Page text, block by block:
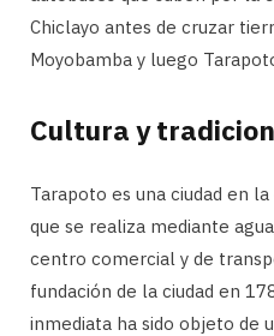
Chiclayo antes de cruzar
Moyobamba y luego
Cultura y
Tarapoto es una ciudad en
que se realiza mediante
centro comercial y de
fundación de la ciudad en
inmediata ha sido objeto de